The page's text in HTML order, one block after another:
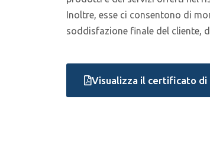
Inoltre, esse ci consentono di
soddisfazione finale del cliente,
Visualizza il certificato di